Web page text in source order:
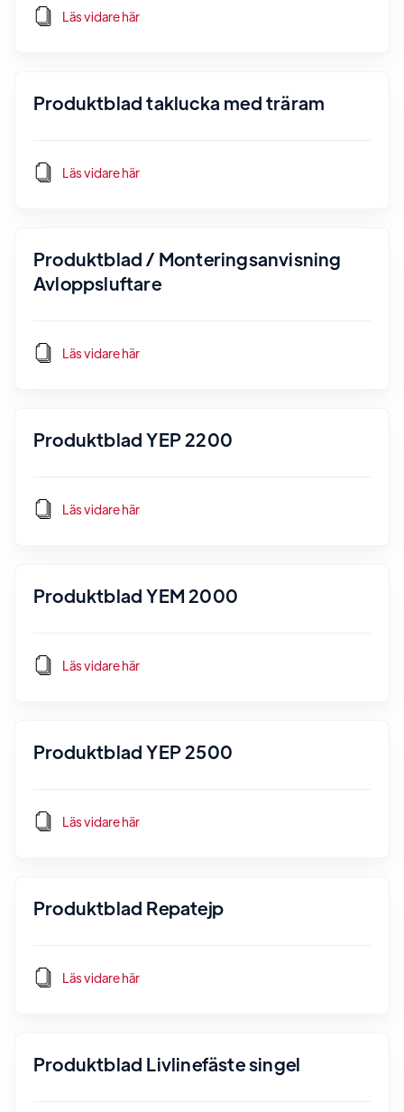
Läs vidare här
Produktblad taklucka med träram
Läs vidare här
Produktblad / Monteringsanvisning
Avloppsluftare
Läs vidare här
Produktblad YEP 2200
Läs vidare här
Produktblad YEM 2000
Läs vidare här
Produktblad YEP 2500
Läs vidare här
Produktblad Repatejp
Läs vidare här
Produktblad Livlinefäste singel